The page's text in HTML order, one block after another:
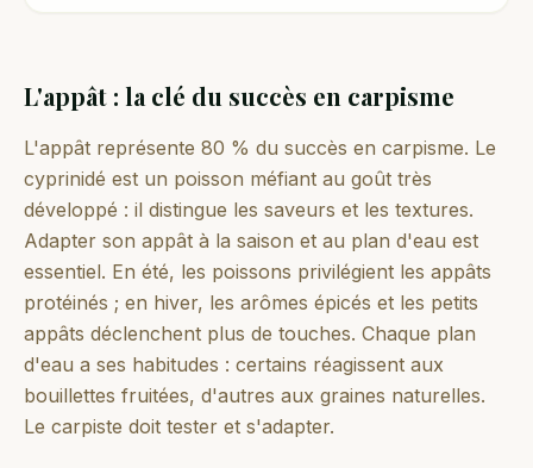
L'appât : la clé du succès en carpisme
L'appât représente 80 % du succès en carpisme. Le
cyprinidé est un poisson méfiant au goût très
développé : il distingue les saveurs et les textures.
Adapter son appât à la saison et au plan d'eau est
essentiel. En été, les poissons privilégient les appâts
protéinés ; en hiver, les arômes épicés et les petits
appâts déclenchent plus de touches. Chaque plan
d'eau a ses habitudes : certains réagissent aux
bouillettes fruitées, d'autres aux graines naturelles.
Le carpiste doit tester et s'adapter.